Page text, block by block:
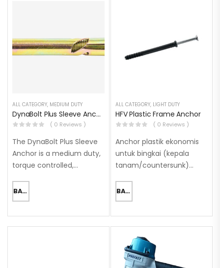
penyangga…
ALL CATEGORY, MEDIUM DUTY
DynaBolt Plus Sleeve Anchor
( 0 Reviews )
The DynaBolt Plus Sleeve
Anchor is a medium duty,
torque controlled,
integrated pull-down
section, designed for
of timber and steel
BACA SELENGKAPNYA
ALL CATEGORY, LIGHT DUTY
HFV Plastic Frame Anchor
( 0 Reviews )
Anchor plastik ekonomis
untuk bingkai (kepala
tanam/countersunk)
materials): Beton
(Berongga/Aerasi), Beton
Bata (Padat/Solid)
Konfigurasi Kepala (Head
configuration): Kepala
Tanam (Countersunk)
BACA SELENGKAPNYA